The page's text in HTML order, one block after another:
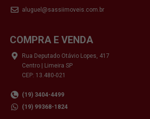
aluguel@sassiimoveis.com.br
COMPRA E VENDA
Rua Deputado Otávio Lopes, 417
Centro | Limeira SP
CEP: 13.480-021
(19) 3404-4499
(19) 99368-1824